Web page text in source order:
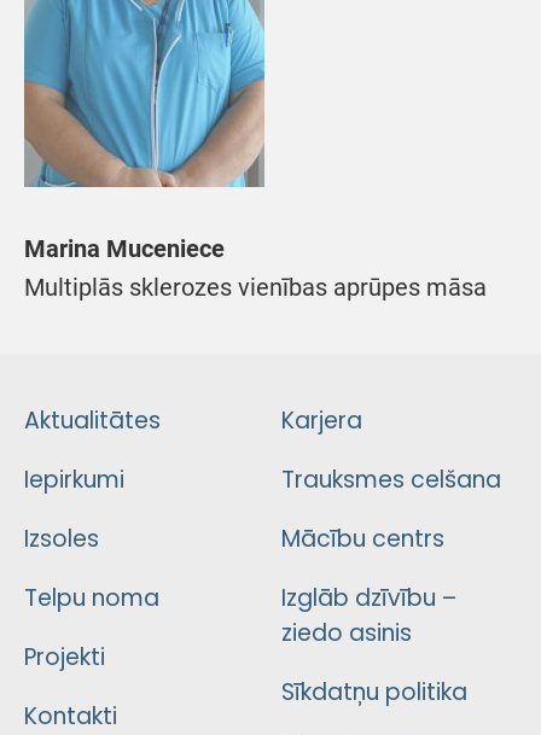
Marina Muceniece
Multiplās sklerozes vienības aprūpes māsa
Aktualitātes
Iepirkumi
Izsoles
Telpu noma
Projekti
Kontakti
Karjera
Trauksmes celšana
Mācību centrs
Izglāb dzīvību –
ziedo asinis
Sīkdatņu politika